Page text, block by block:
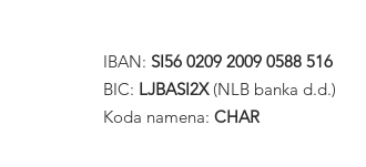
IBAN: SI56 0209 2009 0588 516
BIC: LJBASI2X (NLB banka d.d.)
Koda namena: CHAR